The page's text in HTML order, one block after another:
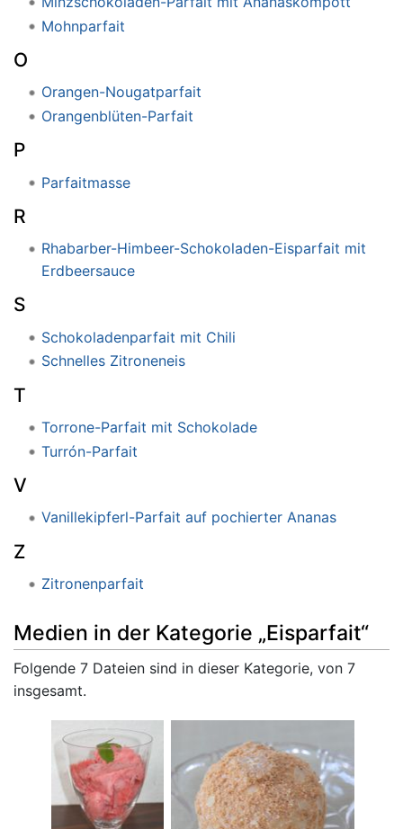
Mohnparfait
O
Orangen-Nougatparfait
Orangenblüten-Parfait
P
Parfaitmasse
R
Rhabarber-Himbeer-Schokoladen-Eisparfait mit
Erdbeersauce
S
Schokoladenparfait mit Chili
Schnelles Zitroneneis
T
Torrone-Parfait mit Schokolade
Turrón-Parfait
V
Vanillekipferl-Parfait auf pochierter Ananas
Z
Zitronenparfait
Medien in der Kategorie „Eisparfait“
Folgende 7 Dateien sind in dieser Kategorie, von 7
insgesamt.